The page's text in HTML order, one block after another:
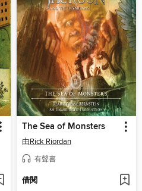
The Sea of Monsters
由Rick Riordan
有聲書
借閱